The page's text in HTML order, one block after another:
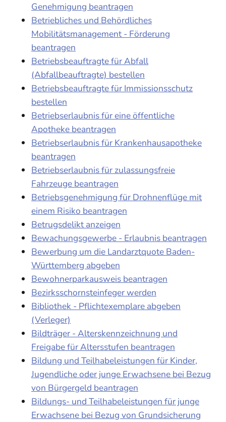
Genehmigung beantragen
Betriebliches und Behördliches
Mobilitätsmanagement - Förderung
beantragen
Betriebsbeauftragte für Abfall
(Abfallbeauftragte) bestellen
Betriebsbeauftragte für Immissionsschutz
bestellen
Betriebserlaubnis für eine öffentliche
Apotheke beantragen
Betriebserlaubnis für Krankenhausapotheke
beantragen
Betriebserlaubnis für zulassungsfreie
Fahrzeuge beantragen
Betriebsgenehmigung für Drohnenflüge mit
einem Risiko beantragen
Betrugsdelikt anzeigen
Bewachungsgewerbe - Erlaubnis beantragen
Bewerbung um die Landarztquote Baden-
Württemberg abgeben
Bewohnerparkausweis beantragen
Bezirksschornsteinfeger werden
Bibliothek - Pflichtexemplare abgeben
(Verleger)
Bildträger - Alterskennzeichnung und
Freigabe für Altersstufen beantragen
Bildung und Teilhabeleistungen für Kinder,
Jugendliche oder junge Erwachsene bei Bezug
von Bürgergeld beantragen
Bildungs- und Teilhabeleistungen für junge
Erwachsene bei Bezug von Grundsicherung